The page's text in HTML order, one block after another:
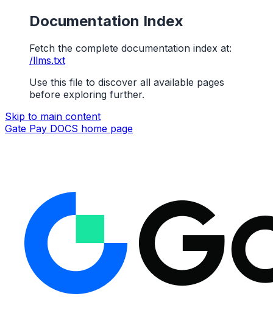
Documentation Index
Fetch the complete documentation index at:
/llms.txt
Use this file to discover all available pages
before exploring further.
Skip to main content
Gate Pay DOCS home page